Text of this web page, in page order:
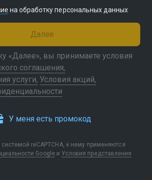
на обработку персональных данных
Далее
«Далее», вы принимаете условия
соглашения
услуги Условия акций
У меня есть промокод
reCAPTCHA, к нему применяются
Googleи Условия представления